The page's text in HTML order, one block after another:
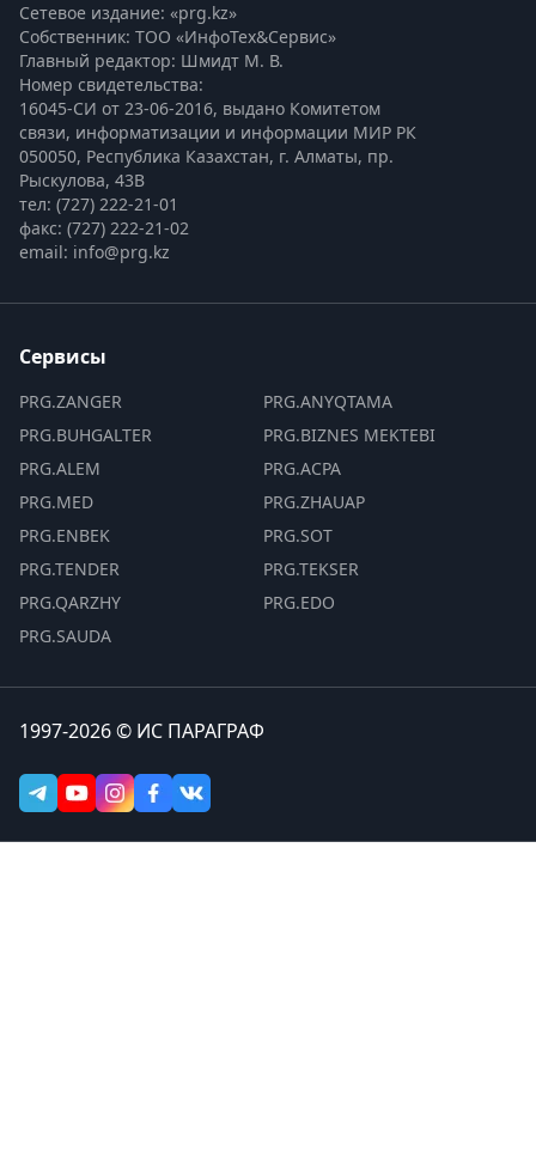
Сетевое издание: «prg.kz»
Собственник: ТОО «ИнфоТех&Сервис»
Главный редактор: Шмидт М. В.
Номер свидетельства:
16045-СИ от 23-06-2016, выдано Комитетом
связи, информатизации и информации МИР РК
050050, Республика Казахстан, г. Алматы, пр.
Рыскулова, 43В
тел: (727) 222-21-01
факс: (727) 222-21-02
email: info@prg.kz
Сервисы
PRG.ZANGER
PRG.BUHGALTER
PRG.ALEM
PRG.MED
PRG.ENBEK
PRG.TENDER
PRG.QARZHY
PRG.SAUDA
PRG.ANYQTAMA
PRG.BIZNES MEKTEBI
PRG.ACPA
PRG.ZHAUAP
PRG.SOT
PRG.TEKSER
PRG.EDO
1997-2026 © ИС ПАРАГРАФ